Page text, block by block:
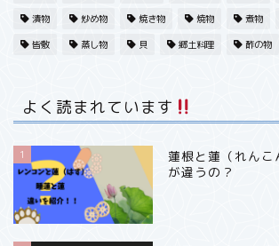
漬物 炒め物 焼き物 焼物 煮物
皆敷 蒸し物 貝 郷土料理 酢の物
よく読まれています
1
蓮根と蓮（れんこ
が違うの？